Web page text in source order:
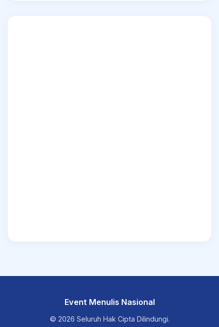
Event Menulis Nasional
© 2026 Seluruh Hak Cipta Dilindungi.